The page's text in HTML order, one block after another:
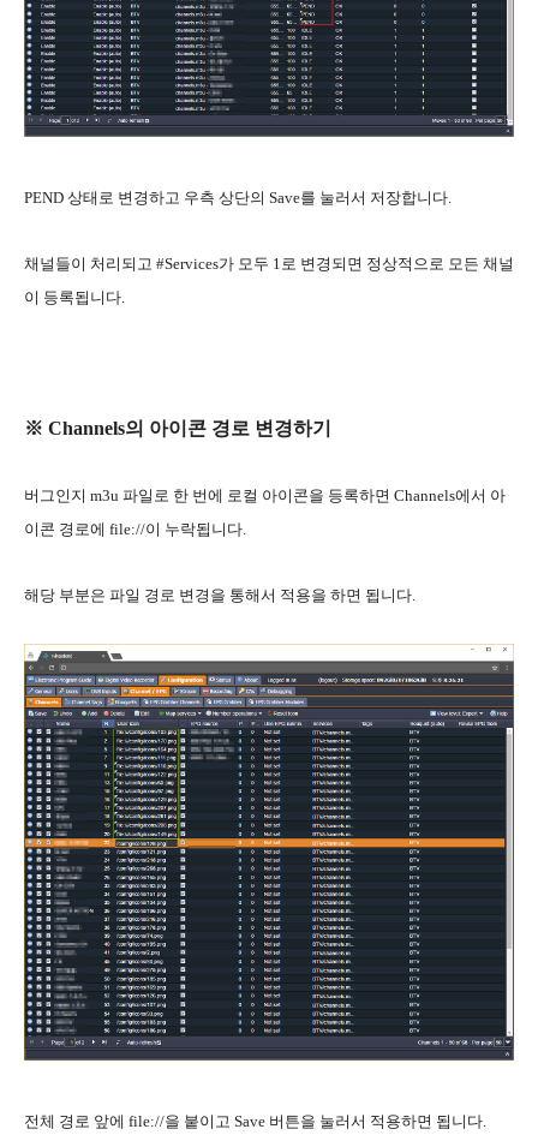
PEND 상태로 변경하고 우측 상단의 Save를 눌러서 저장합니다.
채널들이 처리되고 #Services가 모두 1로 변경되면 정상적으로 모든 채널
이 등록됩니다.
※ Channels의 아이콘 경로 변경하기
버그인지 m3u 파일로 한 번에 로컬 아이콘을 등록하면 Channels에서 아
이콘 경로에 file://이 누락됩니다.
해당 부분은 파일 경로 변경을 통해서 적용을 하면 됩니다.
전체 경로 앞에 file://을 붙이고 Save 버튼을 눌러서 적용하면 됩니다.